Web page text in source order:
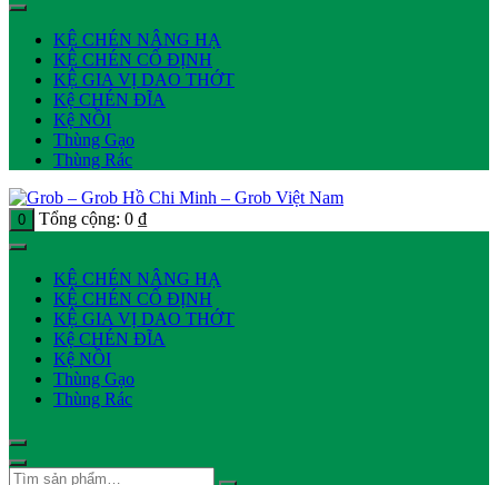
KỆ CHÉN NÂNG HẠ
KỆ CHÉN CỐ ĐỊNH
KỆ GIA VỊ DAO THỚT
Kệ CHÉN ĐĨA
Kệ NỒI
Thùng Gạo
Thùng Rác
0 Tổng cộng: 0 ₫
KỆ CHÉN NÂNG HẠ
KỆ CHÉN CỐ ĐỊNH
KỆ GIA VỊ DAO THỚT
Kệ CHÉN ĐĨA
Kệ NỒI
Thùng Gạo
Thùng Rác